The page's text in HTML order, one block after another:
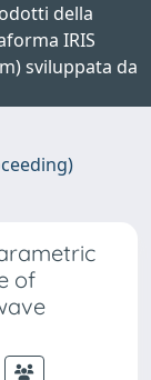
della
IRIS
sviluppata da
of